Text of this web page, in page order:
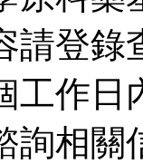
請登錄
工作
詢相關